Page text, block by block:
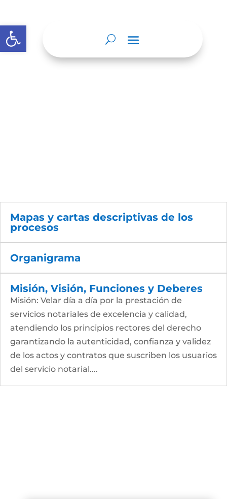
Abrir barra de herramientas
Nosotros
Mapas y cartas descriptivas de los
procesos
Organigrama
Misión, Visión, Funciones y Deberes
Misión: Velar día a día por la prestación de
servicios notariales de excelencia y calidad,
atendiendo los principios rectores del derecho
garantizando la autenticidad, confianza y validez
de los actos y contratos que suscriben los usuarios
del servicio notarial....